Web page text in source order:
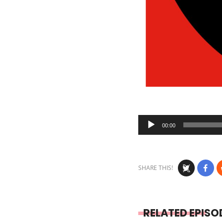
Audio
Player
00:00
SHARE THIS!
RELATED